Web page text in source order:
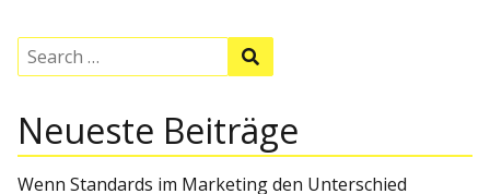
t
r
a
p
o
s
s
t
S
c
h
f
o
e
c
h
Neueste Beiträge
Wenn Standards im Marketing den Unterschied